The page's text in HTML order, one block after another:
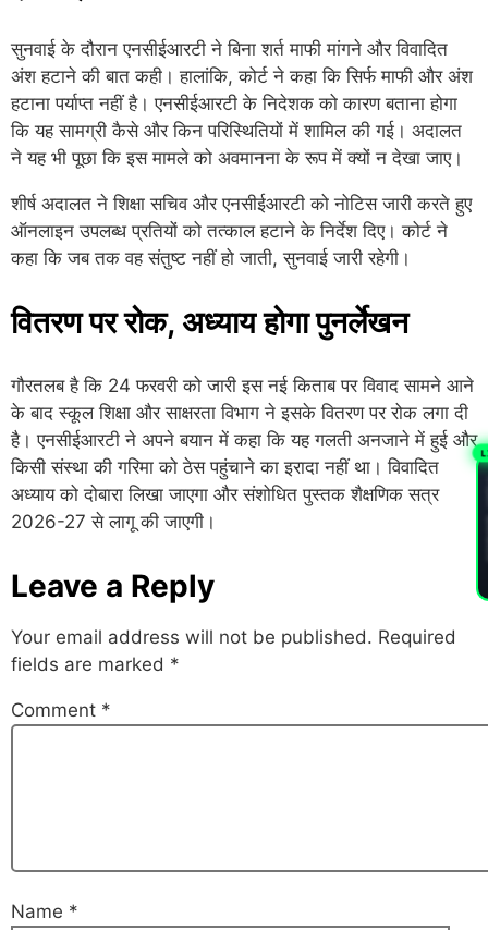
सुनवाई के दौरान एनसीईआरटी ने बिना शर्त माफी मांगने और विवादित
अंश हटाने की बात कही। हालांकि, कोर्ट ने कहा कि सिर्फ माफी और अंश
हटाना पर्याप्त नहीं है। एनसीईआरटी के निदेशक को कारण बताना होगा
कि यह सामग्री कैसे और किन परिस्थितियों में शामिल की गई। अदालत
ने यह भी पूछा कि इस मामले को अवमानना के रूप में क्यों न देखा जाए।
शीर्ष अदालत ने शिक्षा सचिव और एनसीईआरटी को नोटिस जारी करते हुए
ऑनलाइन उपलब्ध प्रतियों को तत्काल हटाने के निर्देश दिए। कोर्ट ने
कहा कि जब तक वह संतुष्ट नहीं हो जाती, सुनवाई जारी रहेगी।
वितरण पर रोक, अध्याय होगा पुनर्लेखन
गौरतलब है कि 24 फरवरी को जारी इस नई किताब पर विवाद सामने आने
के बाद स्कूल शिक्षा और साक्षरता विभाग ने इसके वितरण पर रोक लगा दी
है। एनसीईआरटी ने अपने बयान में कहा कि यह गलती अनजाने में हुई और
किसी संस्था की गरिमा को ठेस पहुंचाने का इरादा नहीं था। विवादित
अध्याय को दोबारा लिखा जाएगा और संशोधित पुस्तक शैक्षणिक सत्र
2026-27 से लागू की जाएगी।
Leave a Reply
Your email address will not be published. Required
fields are marked *
Comment *
Name *